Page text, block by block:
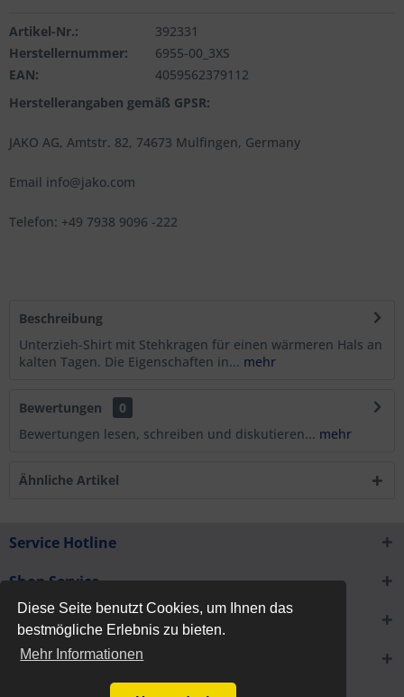
Diese Seite benutzt Cookies, um Ihnen das
bestmögliche Erlebnis zu bieten.
Mehr Informationen
Artikel-Nr.:
392331
Herstellernummer:
6955-00_3XS
EAN:
4059562379112
Herstellerangaben gemäß GPSR:
JAKO AG, Amtstr. 82, 74673 Mulfingen, Germany
Email info@jako.com
Telefon: +49 7938 9096 -222
Beschreibung
Unterzieh-Shirt mit Stehkragen für einen wärmeren Hals an
kalten Tagen. Die Eigenschaften in... mehr
Bewertungen
0
Bewertungen lesen, schreiben und diskutieren... mehr
Ähnliche Artikel
Service Hotline
Shop Service
Informationen
Newsletter